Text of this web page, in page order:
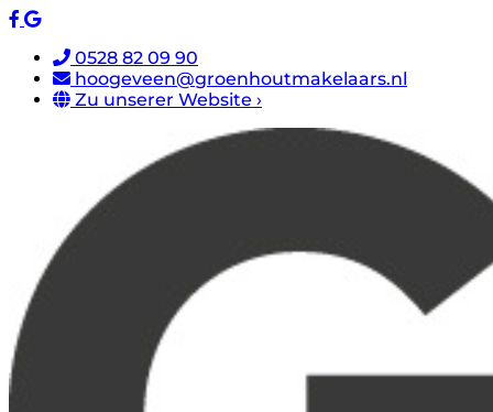
0528 82 09 90
hoogeveen@groenhoutmakelaars.nl
Zu unserer Website ›